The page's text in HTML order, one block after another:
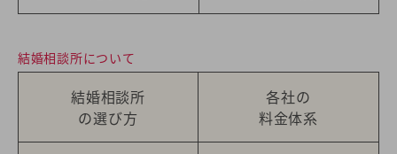
結婚相談所について
結婚相談所
の選び方
各社の
料金体系